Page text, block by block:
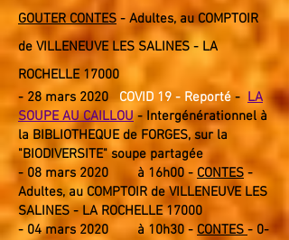
GOUTER CONTES - Adultes, au COMPTOIR
de VILLENEUVE LES SALINES - LA
ROCHELLE 17000
- 28 mars 2020
COVID 19 - Reporté - LA
SOUPE AU CAILLOU- Intergénérationnel à
la BIBLIOTHEQUE de FORGES, sur la
"BIODIVERSITE" soupe partagée
- 08 mars 2020 à 16h00 - CONTES-
Adultes, au COMPTOIR de VILLENEUVE LES
SALINES - LA ROCHELLE 17000
- 04 mars 2020 à 10h30 - CONTES - 0-